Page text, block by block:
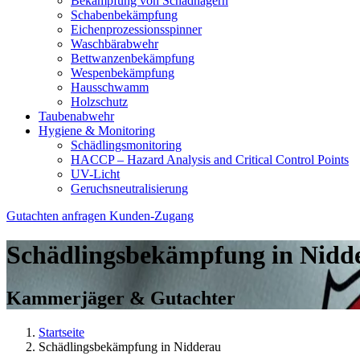
Schabenbekämpfung
Eichenprozessionsspinner
Waschbärabwehr
Bettwanzenbekämpfung
Wespenbekämpfung
Hausschwamm
Holzschutz
Taubenabwehr
Hygiene & Monitoring
Schädlingsmonitoring
HACCP – Hazard Analysis and Critical Control Points
UV-Licht
Geruchsneutralisierung
Gutachten anfragen Kunden-Zugang
Schädlingsbekämpfung in
Kammerjäger & Gutachter
Startseite
Schädlingsbekämpfung in Nidderau